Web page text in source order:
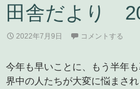
田舎だより
2022年7月9日 コメントする
今年も早いことに、もう半年
界中の人たちが大変に悩まさ